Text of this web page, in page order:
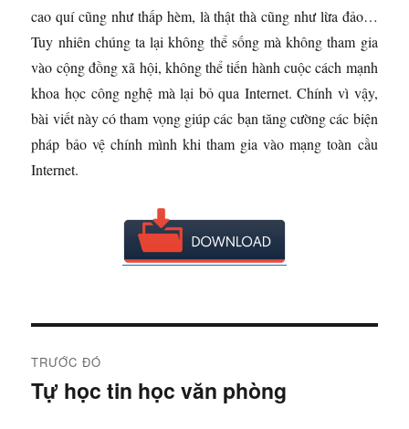
cao quí cũng như thấp hèm, là thật thà cũng như lừa đảo…
Tuy nhiên chúng ta lại không thể sống mà không tham gia
vào cộng đồng xã hội, không thể tiến hành cuộc cách mạnh
khoa học công nghệ mà lại bỏ qua Internet. Chính vì vậy,
bài viết này có tham vọng giúp các bạn tăng cường các biện
pháp bảo vệ chính mình khi tham gia vào mạng toàn cầu
Internet.
i
TRƯỚC ĐÓ
B
Tự học tin học văn phòng